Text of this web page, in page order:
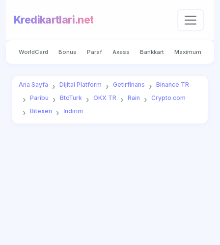
Kredikartlari.net
WorldCard Bonus Paraf Axess Bankkart Maximum
Ana Sayfa Dijital Platform Getirfinans
Binance TR
Paribu
BtcTurk OKX TR Rain
Crypto.com
Bitexen
İndirim